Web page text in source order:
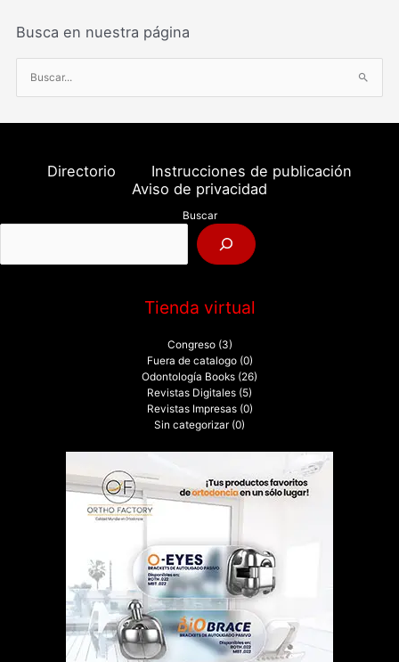
Busca en nuestra página
u
s
o
:
Directorio
Instrucciones de publicación
Aviso de privacidad
Buscar
Tienda virtual
Congreso (3)
Fuera de catalogo (0)
Odontología Books (26)
Revistas Digitales (5)
Revistas Impresas (0)
Sin categorizar (0)